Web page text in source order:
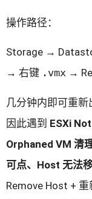
操作路径：
Storage →
→ 右键 .vmx →
几分钟内即可重新
因此遇到 ESXi
Orphaned VM 清
可点、Host 无法
Remove Host +